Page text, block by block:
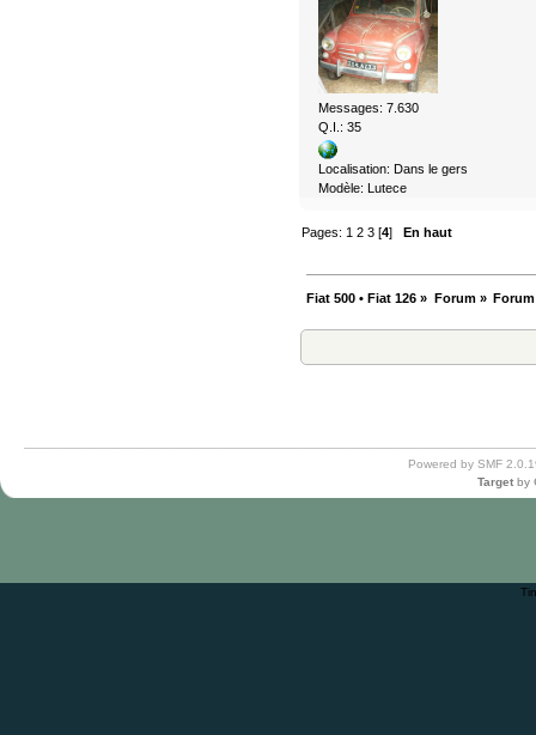
Messages: 7.630
Q.I.: 35
Localisation: Dans le gers
Modèle: Lutece
Pages: 1 2 3 [4]En haut
Fiat 500 • Fiat 126 » Forum»
Powered by SMF
Target by